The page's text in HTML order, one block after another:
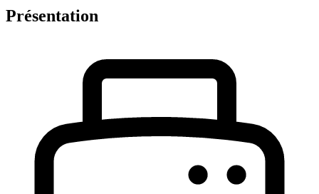
Présentation